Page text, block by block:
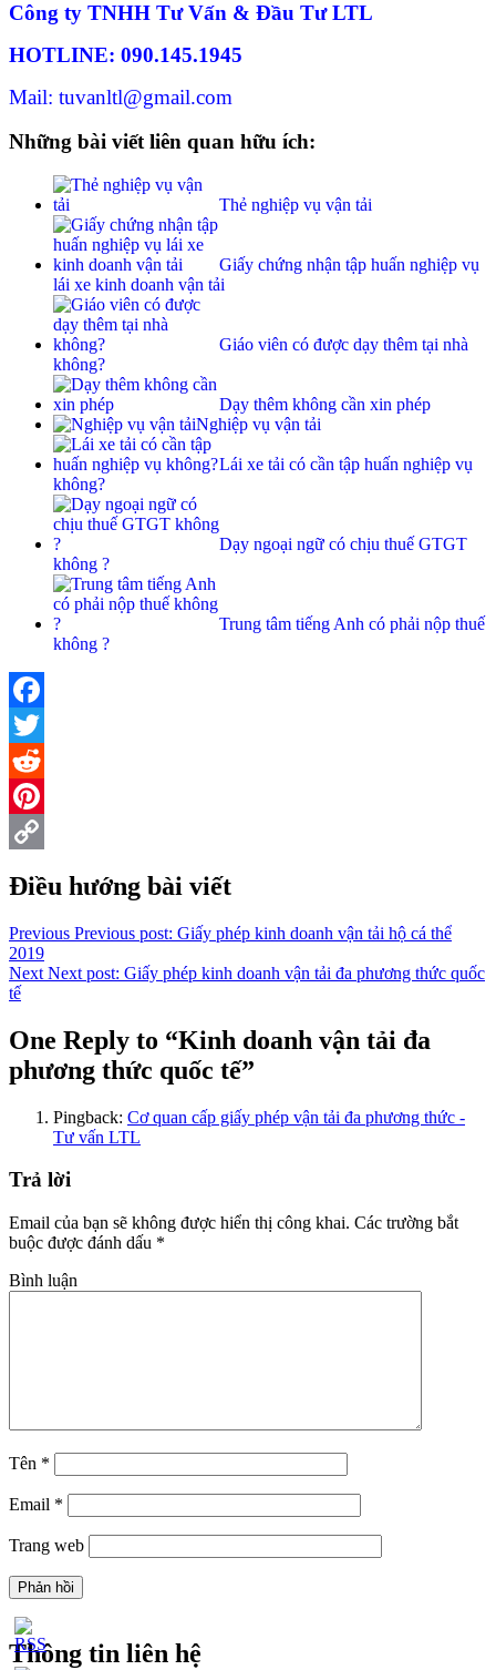
Công ty TNHH Tư Vấn & Đầu Tư LTL
HOTLINE: 090.145.1945
Mail: tuvanltl@gmail.com
Những bài viết liên quan hữu ích:
Thẻ nghiệp vụ vận tải
Giấy chứng nhận tập huấn nghiệp vụ
lái xe kinh doanh vận tải
Giáo viên có được dạy thêm tại nhà
không?
Dạy thêm không cần xin phép
Nghiệp vụ vận tải
Lái xe tải có cần tập huấn nghiệp vụ
không?
Dạy ngoại ngữ có chịu thuế GTGT
không ?
Trung tâm tiếng Anh có phải nộp thuế
không ?
Facebook
Twitter
Reddit
Pinterest
Điều hướng bài viết
Previous Previous post: Giấy phép kinh doanh vận tải hộ cá thể
2019
Next Next post: Giấy phép kinh doanh vận tải đa phương thức quốc
tế
One Reply to “Kinh doanh vận tải đa
phương thức quốc tế”
Pingback: Cơ quan cấp giấy phép vận tải đa phương thức -
Tư vấn LTL
Trả lời
Email của bạn sẽ không được hiển thị công khai. Các trường bắt
buộc được đánh dấu *
Bình luận
Tên *
Email *
Trang web
Thông tin liên hệ